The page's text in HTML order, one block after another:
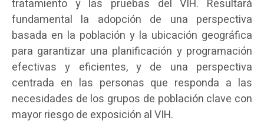
tratamiento y las pruebas del VIH. Resultará
fundamental la adopción de una perspectiva
basada en la población y la ubicación geográfica
para garantizar una planificación y programación
efectivas y eficientes, y de una perspectiva
centrada en las personas que responda a las
necesidades de los grupos de población clave con
mayor riesgo de exposición al VIH.